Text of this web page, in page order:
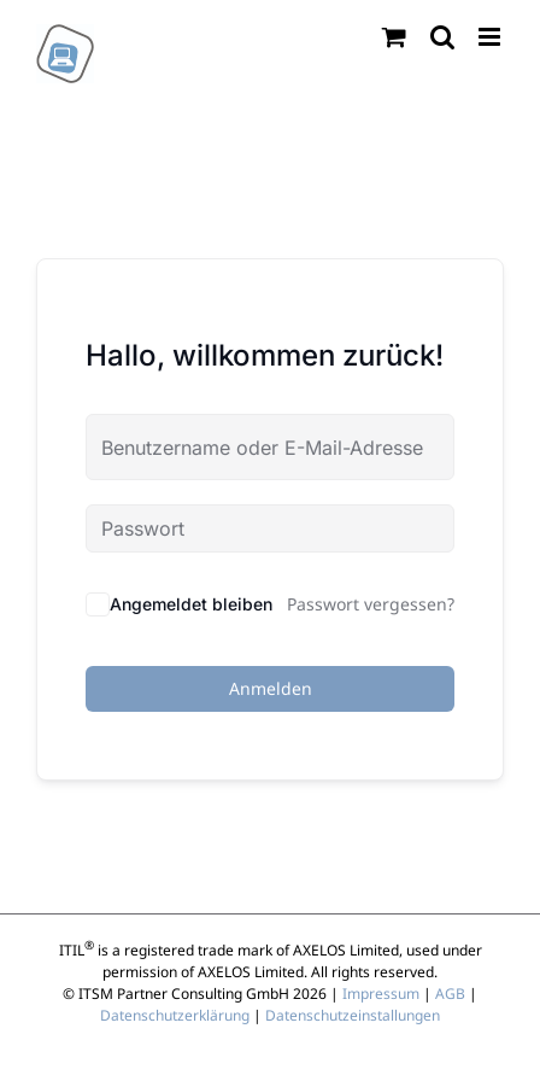
Inhalt
springen
Hallo, willkommen zurück!
Angemeldet bleiben Passwort vergessen?
Anmelden
ITIL®is a registered trade mark of AXELOS Limited, used under
permission of AXELOS Limited. All rights reserved.
© ITSM Partner Consulting GmbH 2026 | Impressum | AGB |
Datenschutzerklärung | Datenschutzeinstallungen